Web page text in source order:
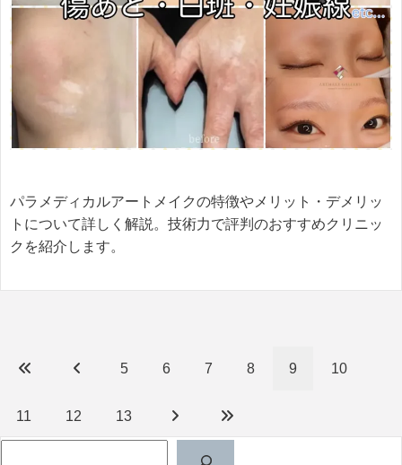
パラメディカルアートメイクの特徴やメリット・デメリッ
トについて詳しく解説。技術力で評判のおすすめクリニッ
クを紹介します。
5 6 7 8 9 10
11 12 13